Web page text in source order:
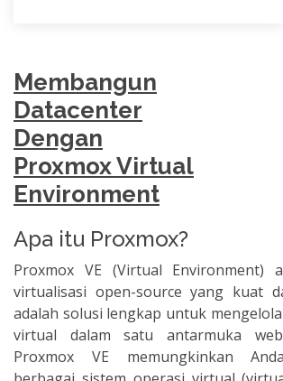
Membangun
Datacenter
Dengan
Proxmox Virtual
Environment
Apa itu Proxmox?
Proxmox VE (Virtual Environment)
virtualisasi open-source yang kuat
adalah solusi lengkap untuk
virtual dalam satu antarmuka
Proxmox VE memungkinkan